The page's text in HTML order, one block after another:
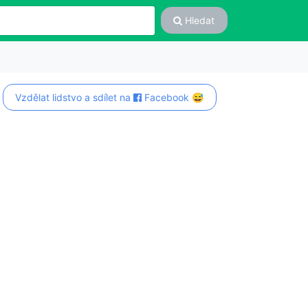
Hledat
Vzdělat lidstvo a sdílet na Facebook 😅